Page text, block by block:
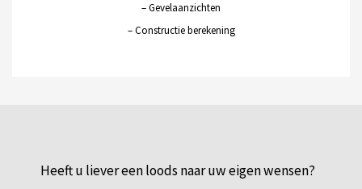
– Gevelaanzichten
– Constructie berekening
Heeft u liever een loods naar uw eigen wensen?